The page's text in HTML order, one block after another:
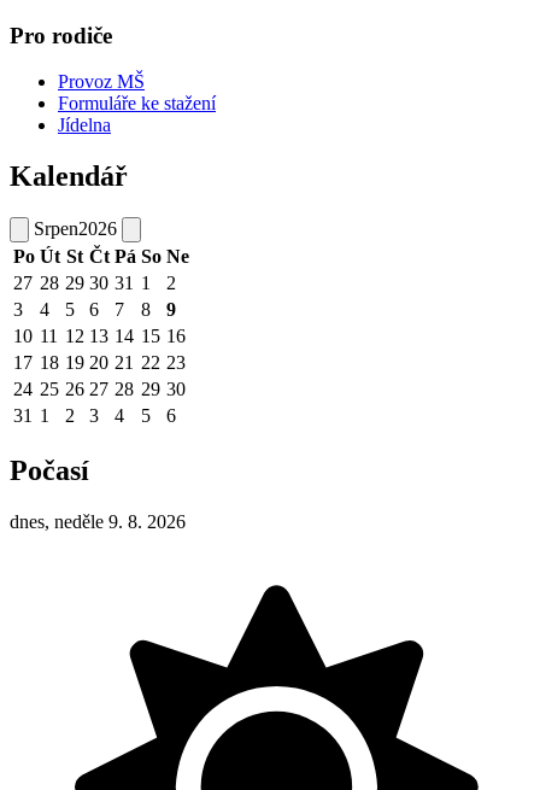
Pro rodiče
Provoz MŠ
Formuláře ke stažení
Jídelna
Kalendář
Srpen2026
Po Út St Čt Pá So Ne
27 28 29 30 31 1
2
3
4 5 6 7 8
9
10 11 12 13 14 15 16
17 18 19 20 21 22 23
24 25 26 27 28 29 30
31 1 2 3 4 5 6
Počasí
dnes, neděle 9. 8. 2026